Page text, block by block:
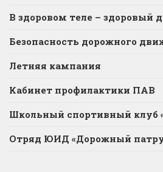
В здоровом теле – здоровый
Безопасность дорожного
Летняя кампания
Кабинет профилактики ПАВ
Школьный спортивный клуб
Отряд ЮИД «Дорожный